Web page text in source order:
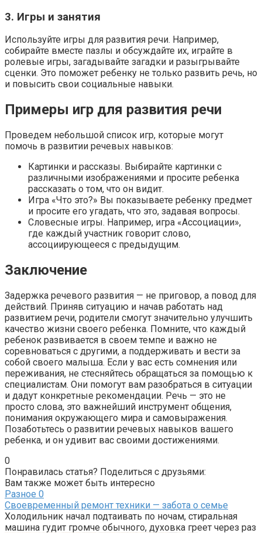
3. Игры и занятия
Используйте игры для развития речи. Например,
собирайте вместе пазлы и обсуждайте их, играйте в
ролевые игры, загадывайте загадки и разыгрывайте
сценки. Это поможет ребенку не только развить речь, но
и повысить свои социальные навыки.
Примеры игр для развития речи
Проведем небольшой список игр, которые могут
помочь в развитии речевых навыков:
Картинки и рассказы. Выбирайте картинки с
различными изображениями и просите ребенка
рассказать о том, что он видит.
Игра «Что это?» Вы показываете ребенку предмет
и просите его угадать, что это, задавая вопросы.
Словесные игры. Например, игра «Ассоциации»,
где каждый участник говорит слово,
ассоциирующееся с предыдущим.
Заключение
Задержка речевого развития — не приговор, а повод для
действий. Приняв ситуацию и начав работать над
развитием речи, родители смогут значительно улучшить
качество жизни своего ребенка. Помните, что каждый
ребенок развивается в своем темпе и важно не
соревноваться с другими, а поддерживать и вести за
собой своего малыша. Если у вас есть сомнения или
переживания, не стесняйтесь обращаться за помощью к
специалистам. Они помогут вам разобраться в ситуации
и дадут конкретные рекомендации. Речь — это не
просто слова, это важнейший инструмент общения,
понимания окружающего мира и самовыражения.
Позаботьтесь о развитии речевых навыков вашего
ребенка, и он удивит вас своими достижениями.
0
Понравилась статья? Поделиться с друзьями:
Вам также может быть интересно
Разное 0
Своевременный ремонт техники — забота о семье
Холодильник начал подтаивать по ночам, стиральная
машина гудит громче обычного, духовка греет через раз